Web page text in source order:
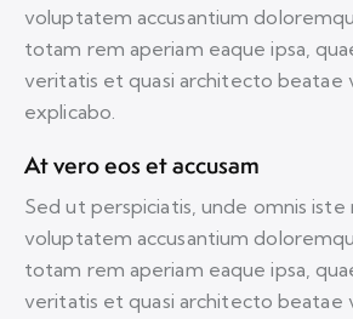
voluptatem accusantium
totam rem aperiam eaque ipsa,
veritatis et quasi architecto beatae
explicabo.
At vero eos et accusam
Sed ut perspiciatis, unde omnis iste
voluptatem accusantium
totam rem aperiam eaque ipsa,
veritatis et quasi architecto beatae